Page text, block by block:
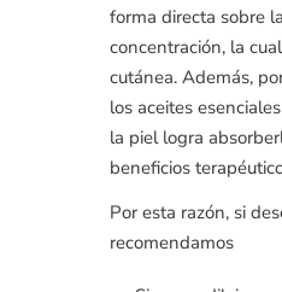
forma directa sobre
concentración, la
cutánea. Además,
los aceites
la piel logra
beneficios
Por esta razón, si
recomendamos